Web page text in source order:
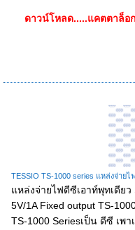
ดาวน์โหลด.....แคตตาล็อก
TESSIO TS-1000 series แหล่งจ่าย
แหล่งจ่ายไฟดีซีเอาท์พุทเดียว
5V/1A Fixed output TS-
TS-1000 Seriesเป็น ดีซี เพ